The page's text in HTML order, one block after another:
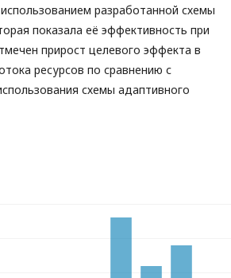
разработанной схемы
показала её эффективность при
прирост целевого эффекта в
ресурсов по сравнению с
схемы адаптивного